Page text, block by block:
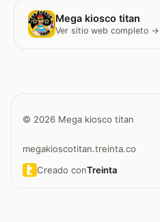
Mega kiosco titan
Ver sitio web completo →
© 2026 Mega kiosco titan
megakioscotitan.treinta.co
Creado conTreinta